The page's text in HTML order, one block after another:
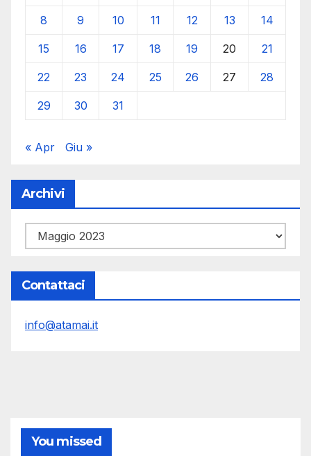
8 9 10 11 12 13 14
15 16 17 18 19 20 21
22 23 24 25 26 27 28
29 30 31
« Apr Giu »
Archivi
Archivi
Contattaci
info@atamai.it
You missed